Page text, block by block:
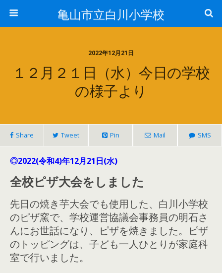
亀山市立白川小学校
2022年12月21日
１２月２１日（水）今日の学校
の様子より
Share Tweet Pin Mail SMS
◎2022(令和4)年12月21日(水)
全校ピザ大会をしました
先日の焼き芋大会でも使用した、白川小学校
のピザ窯で、学校運営協議会事務員の明石さ
んにお世話になり、ピザを焼きました。ピザ
のトッピングは、子ども一人ひとりが家庭科
室で行いました。